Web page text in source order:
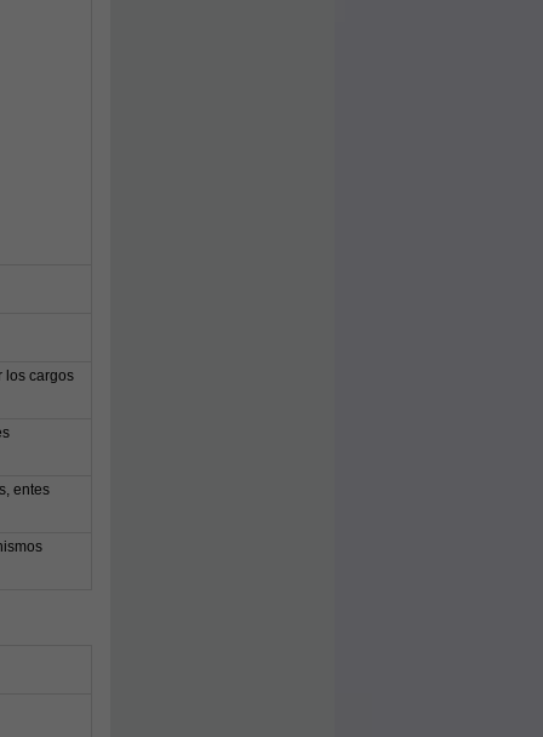
los cargos
entes